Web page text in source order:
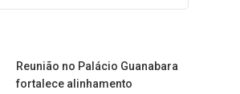
Reunião no Palácio Guanabara
fortalece alinhamento